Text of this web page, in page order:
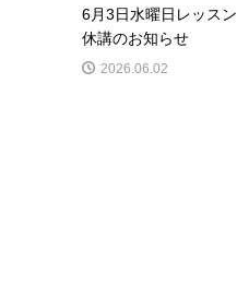
6月3日水曜日レッスン
休講のお知らせ
2026.06.02